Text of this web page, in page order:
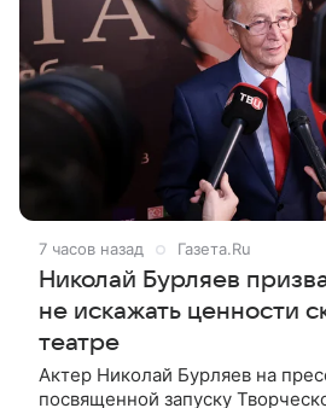
7 часов назад Газета.Ru
Николай Бурляев
не искажать ценности
театре
Актер Николай Бурляев на
посвященной запуску